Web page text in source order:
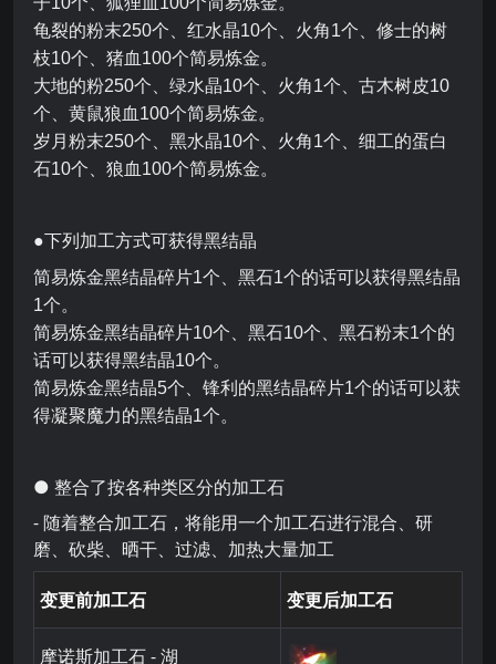
龟裂的粉末250个、红水晶10个、火角1个、修士的树
枝10个、猪血100个简易炼金。
大地的粉250个、绿水晶10个、火角1个、古木树皮10
个、黄鼠狼血100个简易炼金。
岁月粉末250个、黑水晶10个、火角1个、细工的蛋白
石10个、狼血100个简易炼金。
●下列加工方式可获得黑结晶
简易炼金黑结晶碎片1个、黑石1个的话可以获得黑结晶
1个。
简易炼金黑结晶碎片10个、黑石10个、黑石粉末1个的
话可以获得黑结晶10个。
简易炼金黑结晶5个、锋利的黑结晶碎片1个的话可以获
得凝聚魔力的黑结晶1个。
● 整合了按各种类区分的加工石
- 随着整合加工石，将能用一个加工石进行混合、研
磨、砍柴、晒干、过滤、加热大量加工
变更前加工石 变更后加工石
摩诺斯加工石 - 湖